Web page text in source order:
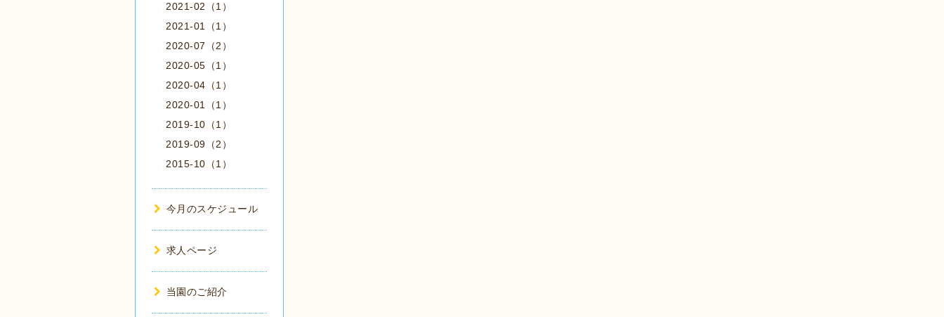
2021-02（1）
2021-01（1）
2020-07（2）
2020-05（1）
2020-04（1）
2020-01（1）
2019-10（1）
2019-09（2）
2015-10（1）
今月のスケジュール
求人ページ
当園のご紹介